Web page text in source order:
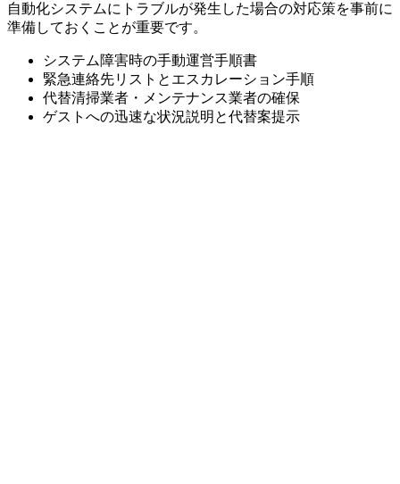
自動化システムにトラブルが発生した場合の対応策を事前に
準備しておくことが重要です。
システム障害時の手動運営手順書
緊急連絡先リストとエスカレーション手順
代替清掃業者・メンテナンス業者の確保
ゲストへの迅速な状況説明と代替案提示